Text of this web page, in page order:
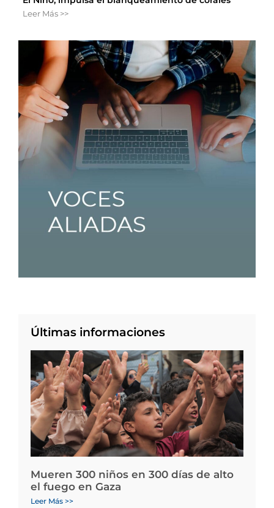
Leer Más >>
Últimas informaciones
Mueren 300 niños en 300 días de alto
el fuego en Gaza
Leer Más >>